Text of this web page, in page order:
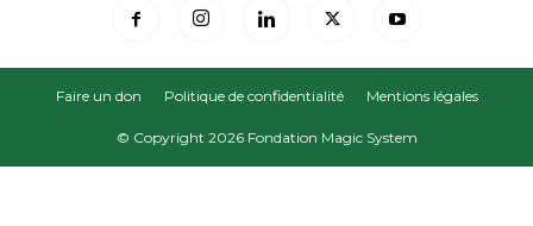
Faire un don Politique de confidentialité Mentions légales
© Copyright 2026 Fondation Magic System